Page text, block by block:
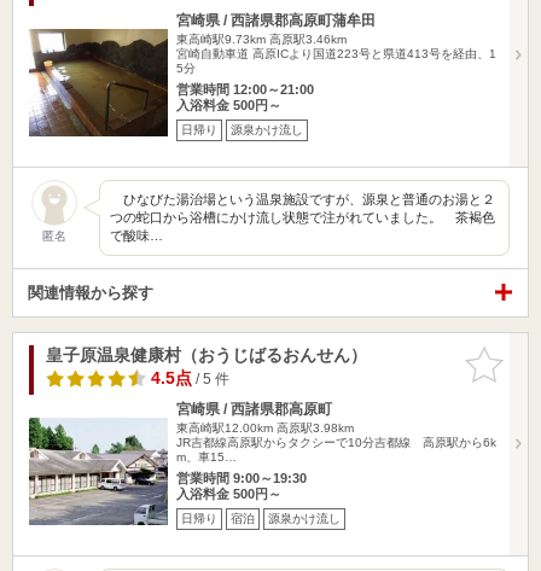
宮崎県 / 西諸県郡高原町蒲牟田
東高崎駅9.73km 高原駅3.46km
宮崎自動車道 高原ICより国道223号と県道413号を経由、1
5分
営業時間 12:00～21:00
入浴料金 500円～
日帰り 源泉かけ流し
匿名
ひなびた湯治場という温泉施設ですが、源泉と普通のお湯と２
つの蛇口から浴槽にかけ流し状態で注がれていました。 茶褐色
で酸味…
関連情報から探す
お気に入
りに追加
皇子原温泉健康村（おうじばるおんせん）
4.5点/ 5 件
宮崎県 / 西諸県郡高原町
東高崎駅12.00km 高原駅3.98km
JR吉都線高原駅からタクシーで10分吉都線 高原駅から6k
m、車15…
営業時間 9:00～19:30
入浴料金 500円～
日帰り 宿泊 源泉かけ流し